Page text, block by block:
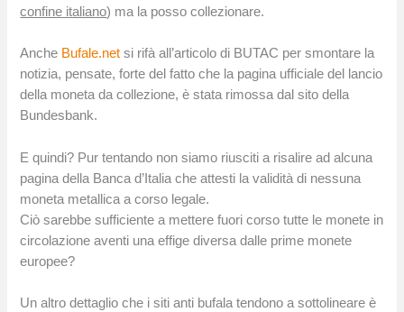
confine italiano) ma la posso collezionare.
Anche Bufale.net si rifà all’articolo di BUTAC per smontare la
notizia, pensate, forte del fatto che la pagina ufficiale del lancio
della moneta da collezione, è stata rimossa dal sito della
Bundesbank.
E quindi? Pur tentando non siamo riusciti a risalire ad alcuna
pagina della Banca d’Italia che attesti la validità di nessuna
moneta metallica a corso legale.
Ciò sarebbe sufficiente a mettere fuori corso tutte le monete in
circolazione aventi una effige diversa dalle prime monete
europee?
Un altro dettaglio che i siti anti bufala tendono a sottolineare è